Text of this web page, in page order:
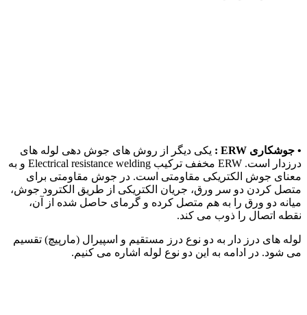
• جوشکاری ERW :
یکی دیگر از روش های جوش دهی لوله های
درزدار است. ERW مخفف ترکیب Electrical resistance welding و به
معنای جوش الکتریکی مقاومتی است. در جوش مقاومتی برای
متصل کردن دو سر ورق، جریان الکتریکی از طریق الکترود جوش،
میانه دو ورق را به هم متصل کرده و گرمای حاصل شده از آن،
نقطه اتصال را ذوب می کند.
لوله های درز دار به دو نوع درز مستقیم و اسپیرال (مارپیچ) تقسیم
می شود. در ادامه به این دو نوع لوله اشاره می کنیم.